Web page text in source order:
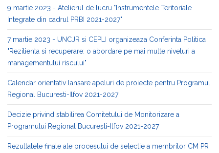
9 martie 2023 - Atelierul de lucru "Instrumentele Teritoriale
Integrate din cadrul PRBI 2021-2027"
7 martie 2023 - UNCJR si CEPLI organizeaza Conferinta Politica
"Rezilienta si recuperare: o abordare pe mai multe niveluri a
managementului riscului"
Calendar orientativ lansare apeluri de proiecte pentru Programul
Regional Bucuresti-Ilfov 2021-2027
Decizie privind stabilirea Comitetului de Monitorizare a
Programului Regional București-Ilfov 2021-2027
Rezultatele finale ale procesului de selectie a membrilor CM PR